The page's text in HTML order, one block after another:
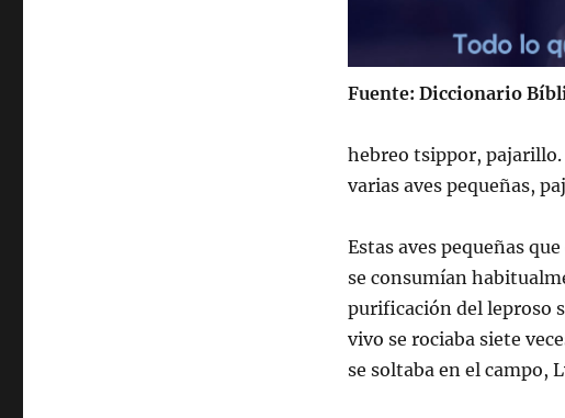
Fuente: Diccionario
hebreo tsippor,
varias aves pequeñas,
Estas aves pequeñas
se consumí­an
purificación del leproso
vivo se rociaba siete
se soltaba en el campo,